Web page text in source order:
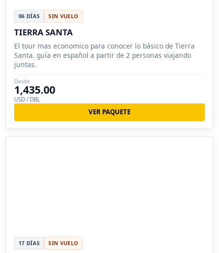
06 DÍAS SIN VUELO
TIERRA SANTA
El tour mas economico para conocer lo básico de Tierra
Santa. guía en español a partir de 2 personas viajando
juntas.
Desde
1,435.00
USD / DBL
VER PAQUETE
17 DÍAS SIN VUELO